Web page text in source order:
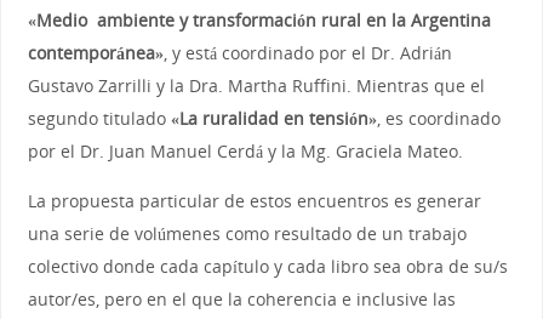
«Medio ambiente y transformación rural en la Argentina
contemporánea», y está coordinado por el Dr. Adrián
Gustavo Zarrilli y la Dra. Martha Ruffini. Mientras que el
segundo titulado «La ruralidad en tensión», es coordinado
por el Dr. Juan Manuel Cerdá y la Mg. Graciela Mateo.
La propuesta particular de estos encuentros es generar
una serie de volúmenes como resultado de un trabajo
colectivo donde cada capítulo y cada libro sea obra de su/s
autor/es, pero en el que la coherencia e inclusive las